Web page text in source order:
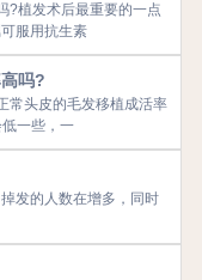
?植发术后最重要的一点
服用抗生素
吗?
常头皮的毛发移植成活率
一些，一
发的人数在增多，同时